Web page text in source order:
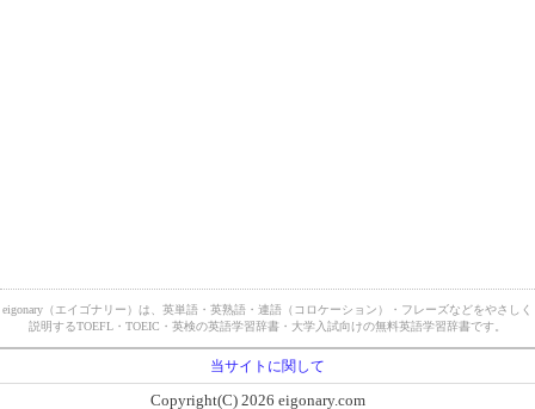
eigonary（エイゴナリー）は、英単語・英熟語・連語（コロケーション）・フレーズなどをやさしく
説明するTOEFL・TOEIC・英検の英語学習辞書・大学入試向けの無料英語学習辞書です。
当サイトに関して
Copyright(C) 2026 eigonary.com